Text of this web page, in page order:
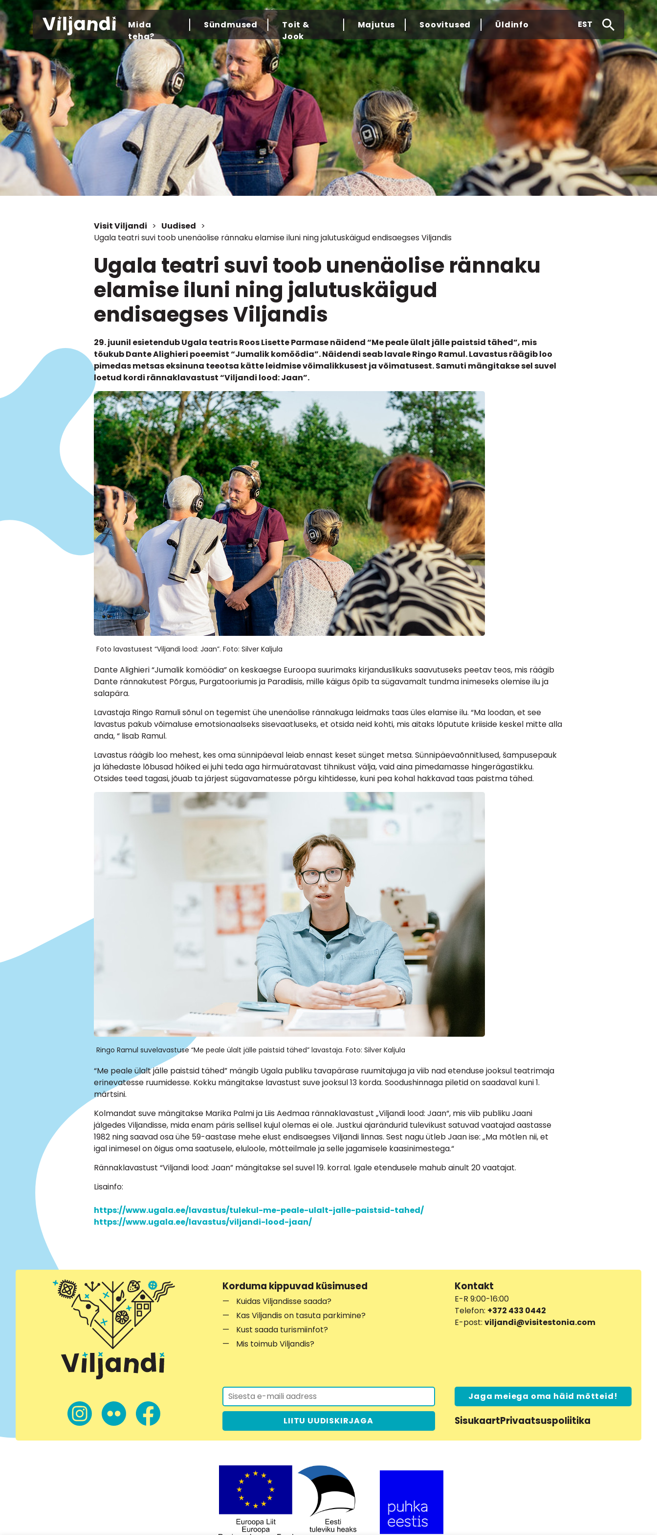
Mida
teha?
Sündmused
Toit &
Jook
Majutus Soovitused Üldinfo EST
Visit Viljandi > Uudised >
Ugala teatri suvi toob unenäolise rännaku elamise iluni ning jalutuskäigud endisaegses Viljandis
Ugala teatri suvi toob unenäolise rännaku
elamise iluni ning jalutuskäigud
endisaegses Viljandis
29. juunil esietendub Ugala teatris Roos Lisette Parmase näidend “Me peale ülalt jälle paistsid tähed”, mis
tõukub Dante Alighieri poeemist “Jumalik komöödia”. Näidendi seab lavale Ringo Ramul. Lavastus räägib loo
pimedas metsas eksinuna teeotsa kätte leidmise võimalikkusest ja võimatusest. Samuti mängitakse sel suvel
loetud kordi rännaklavastust “Viljandi lood: Jaan”.
Foto lavastusest “Viljandi lood: Jaan”. Foto: Silver Kaljula
Dante Alighieri “Jumalik komöödia” on keskaegse Euroopa suurimaks kirjanduslikuks saavutuseks peetav teos, mis räägib
Dante rännakutest Põrgus, Purgatooriumis ja Paradiisis, mille käigus õpib ta sügavamalt tundma inimeseks olemise ilu ja
salapära.
Lavastaja Ringo Ramuli sõnul on tegemist ühe unenäolise rännakuga leidmaks taas üles elamise ilu. “Ma loodan, et see
lavastus pakub võimaluse emotsionaalseks sisevaatluseks, et otsida neid kohti, mis aitaks lõputute kriiside keskel mitte alla
anda, “ lisab Ramul.
Lavastus räägib loo mehest, kes oma sünnipäeval leiab ennast keset sünget metsa. Sünnipäevaõnnitlused, šampusepauk
ja lähedaste lõbusad hõiked ei juhi teda aga hirmuäratavast tihnikust välja, vaid aina pimedamasse hingerägastikku.
Otsides teed tagasi, jõuab ta järjest sügavamatesse põrgu kihtidesse, kuni pea kohal hakkavad taas paistma tähed.
Ringo Ramul suvelavastuse “Me peale ülalt jälle paistsid tähed” lavastaja. Foto: Silver Kaljula
“Me peale ülalt jälle paistsid tähed” mängib Ugala publiku tavapärase ruumitajuga ja viib nad etenduse jooksul teatrimaja
erinevatesse ruumidesse. Kokku mängitakse lavastust suve jooksul 13 korda. Soodushinnaga piletid on saadaval kuni 1.
märtsini.
Kolmandat suve mängitakse Marika Palmi ja Liis Aedmaa rännaklavastust „Viljandi lood: Jaan“, mis viib publiku Jaani
jälgedes Viljandisse, mida enam päris sellisel kujul olemas ei ole. Justkui ajarändurid tulevikust satuvad vaatajad aastasse
1982 ning saavad osa ühe 59-aastase mehe elust endisaegses Viljandi linnas. Sest nagu ütleb Jaan ise: „Ma mõtlen nii, et
igal inimesel on õigus oma saatusele, eluloole, mõtteilmale ja selle jagamisele kaasinimestega.“
Rännaklavastust “Viljandi lood: Jaan” mängitakse sel suvel 19. korral. Igale etendusele mahub ainult 20 vaatajat.
Lisainfo:
https://www.ugala.ee/lavastus/tulekul-me-peale-ulalt-jalle-paistsid-tahed/
https://www.ugala.ee/lavastus/viljandi-lood-jaan/
Korduma kippuvad küsimused
Kuidas Viljandisse saada?
Kas Viljandis on tasuta parkimine?
Kust saada turismiinfot?
Mis toimub Viljandis?
LIITU UUDISKIRJAGA
Kontakt
E-R 9:00-16:00
Telefon: +372 433 0442
E-post: viljandi@visitestonia.com
Jaga meiega oma häid mõtteid!
SisukaartPrivaatsuspoliitika